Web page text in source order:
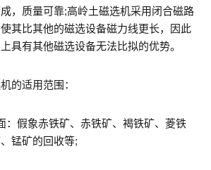
，质量可靠;高岭土磁选机采用闭合磁路
其比其他的磁选设备磁力线更长，因此
具有其他磁选设备无法比拟的优势。
适用范围：
假象赤铁矿、赤铁矿、褐铁矿、菱铁
锰矿的回收等;